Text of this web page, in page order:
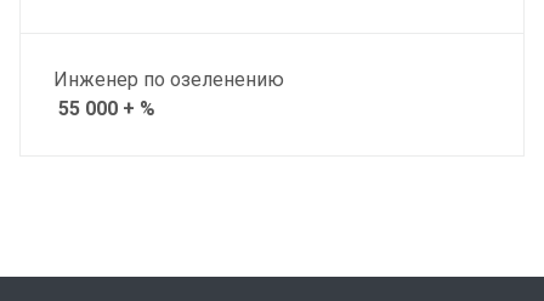
Инженер по озеленению
55 000 + %